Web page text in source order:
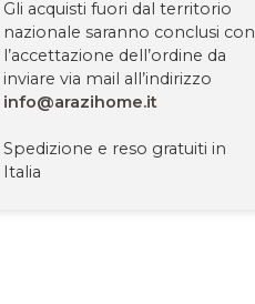
Gli acquisti fuori dal territorio
nazionale saranno conclusi con
l’accettazione dell’ordine da
inviare via mail all’indirizzo
info@arazihome.it
Spedizione e reso gratuiti in
Italia